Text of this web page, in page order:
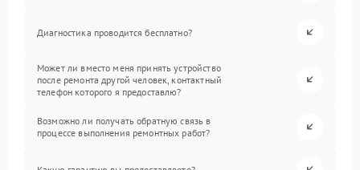
Диагностика проводится бесплатно?
Может ли вместо меня принять устройство
после ремонта другой человек, контактный
телефон которого я предоставлю?
Возможно ли получать обратную связь в
процессе выполнения ремонтных работ?